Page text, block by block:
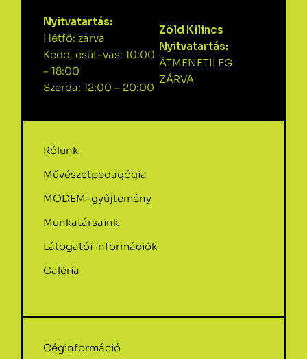
Nyitvatartás:
Hétfő: zárva
Kedd, csüt-vas: 10:00
– 18:00
Szerda: 12:00 – 20:00
Zöld Kilincs
Nyitvatartás:
ÁTMENETILEG
ZÁRVA
Rólunk
Művészetpedagógia
MODEM-gyűjtemény
Munkatársaink
Látogatói információk
Galéria
Céginformáció